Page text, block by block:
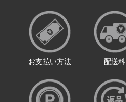
お支払い方法 配送料